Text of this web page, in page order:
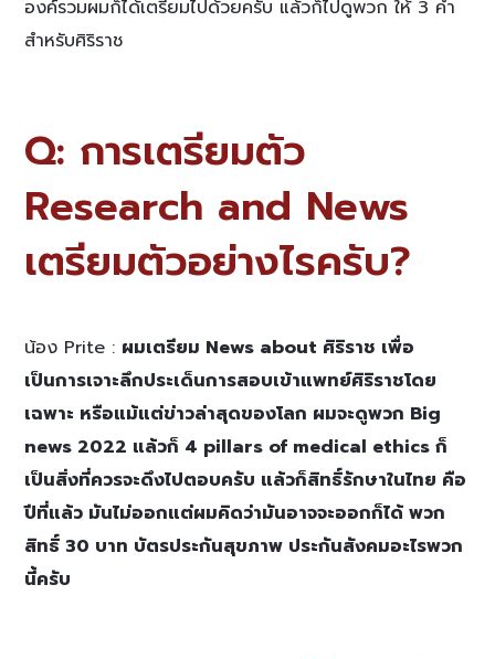
องค์รวมผมก็ได้เตรียมไปด้วยครับ แล้วก็ไปดูพวก ให้ 3 คำ
สำหรับศิริราช
Q: การเตรียมตัว
Research and News
เตรียมตัวอย่างไรครับ?
น้อง Prite : ผมเตรียม News about ศิริราช เพื่อ
เป็นการเจาะลึกประเด็นการสอบเข้าแพทย์ศิริราชโดย
เฉพาะ หรือแม้แต่ข่าวล่าสุดของโลก ผมจะดูพวก Big
news 2022 แล้วก็ 4 pillars of medical ethics ก็
เป็นสิ่งที่ควรจะดึงไปตอบครับ แล้วก็สิทธิ์รักษาในไทย คือ
ปีที่แล้ว มันไม่ออกแต่ผมคิดว่ามันอาจจะออกก็ได้ พวก
สิทธิ์ 30 บาท บัตรประกันสุขภาพ ประกันสังคมอะไรพวก
นี้ครับ